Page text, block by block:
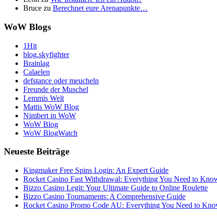
Bruce zu Berechnet eure Arenapunkte…
WoW Blogs
1Hit
blog.skyfighter
Brainlag
Calaelen
defstance oder meucheln
Freunde der Muschel
Lemmis Welt
Mattis WoW Blog
Nimbert in WoW
WoW Blog
WoW BlogWatch
Neueste Beiträge
Kingmaker Free Spins Login: An Expert Guide
Rocket Casino Fast Withdrawal: Everything You Need to
Bizzo Casino Legit: Your Ultimate Guide to Online Roulette
Bizzo Casino Tournaments: A Comprehensive Guide
Rocket Casino Promo Code AU: Everything You Need to